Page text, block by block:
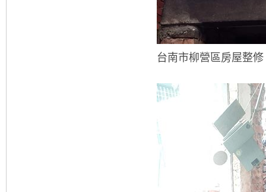
台南市柳營區房屋整修